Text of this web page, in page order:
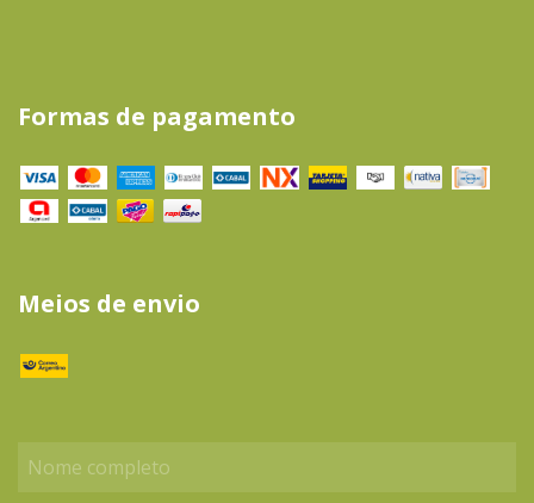
Formas de pagamento
Meios de envio